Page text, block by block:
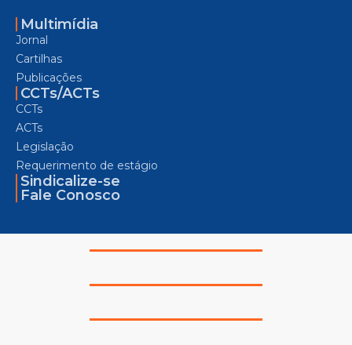
Multimídia
Jornal
Cartilhas
Publicações
CCTs/ACTs
CCTs
ACTs
Legislação
Requerimento de estágio
Sindicalize-se
Fale Conosco